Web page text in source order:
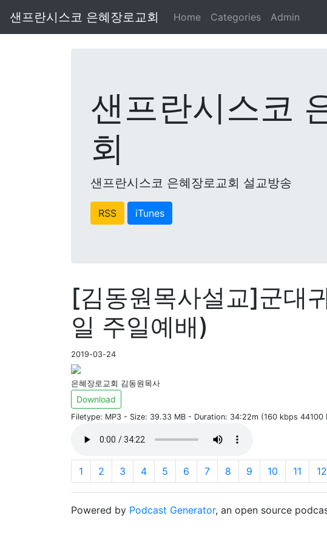
샌프란시스코 은혜장로교회 Home Categories Admin
샌프란시스코
회
샌프란시스코 은혜장로교회 설교방송
RSS iTunes
[김동원목사설교]군대
일 주일예배)
2019-03-24
은혜장로교회 김동원목사
Download
Filetype: MP3 - Size: 39.33 MB - Duration: 34:22m (160 kbps 44100
1 2 3 4 5 6 7 8 9 10 11 12
Powered by Podcast Generator, an open source